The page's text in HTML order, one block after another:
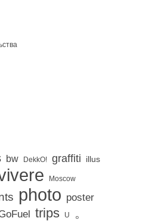
bw DekkO! graffiti illus
Moscow
photo poster
trips U 。